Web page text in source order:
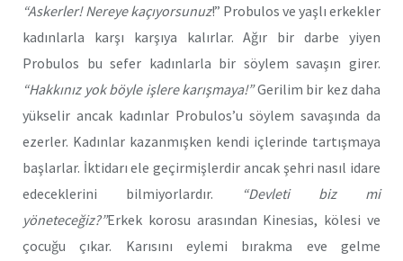
“Askerler! Nereye kaçıyorsunuz!” Probulos ve yaşlı erkekler
kadınlarla karşı karşıya kalırlar. Ağır bir darbe yiyen
Probulos bu sefer kadınlarla bir söylem savaşın girer.
“Hakkınız yok böyle işlere karışmaya!”Gerilim bir kez daha
yükselir ancak kadınlar Probulos’u söylem savaşında da
ezerler. Kadınlar kazanmışken kendi içlerinde tartışmaya
başlarlar. İktidarı ele geçirmişlerdir ancak şehri nasıl idare
edeceklerini bilmiyorlardır.
“Devleti biz mi
yöneteceğiz?”Erkek korosu arasından Kinesias, kölesi ve
çocuğu çıkar. Karısını eylemi bırakma eve gelme